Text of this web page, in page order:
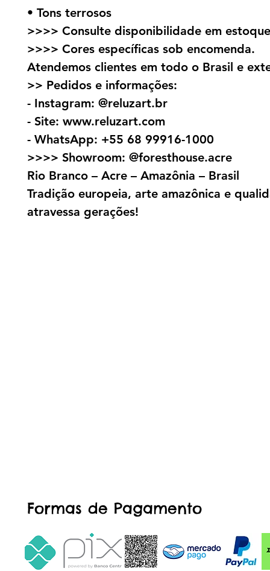
• Tons terrosos
>>>> Consulte disponibilidade em
>>>> Cores específicas sob encomenda.
Atendemos clientes em todo o Brasil e
>> Pedidos e informações:
- Instagram: @reluzart.br
- Site: www.reluzart.com
- WhatsApp: +55 68 99916-1000
>>>> Showroom: @foresthouse.acre
Rio Branco – Acre – Amazônia – Brasil
Tradição europeia, arte amazônica e
atravessa gerações!
Formas de Pagamento